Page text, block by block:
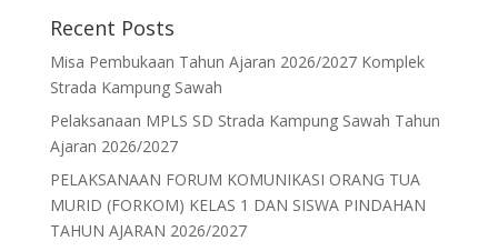
b
o
o
k
d
o
n
Recent Posts
Misa Pembukaan Tahun Ajaran 2026/2027 Komplek
Strada Kampung Sawah
Pelaksanaan MPLS SD Strada Kampung Sawah Tahun
Ajaran 2026/2027
PELAKSANAAN FORUM KOMUNIKASI ORANG TUA
MURID (FORKOM) KELAS 1 DAN SISWA PINDAHAN
TAHUN AJARAN 2026/2027